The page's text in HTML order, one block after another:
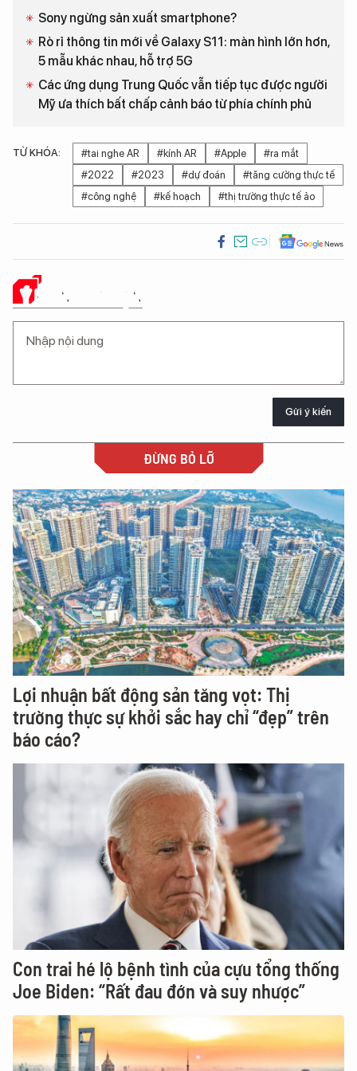
Sony ngừng sản xuất smartphone?
Rò rỉ thông tin mới về Galaxy S11: màn hình lớn hơn,
5 mẫu khác nhau, hỗ trợ 5G
Các ứng dụng Trung Quốc vẫn tiếp tục được người
Mỹ ưa thích bất chấp cảnh báo từ phía chính phủ
TỪ KHÓA: #tai nghe AR #kính AR #Apple
#ra mắt
#2022
#2023 #dự đoán
#tăng cường thực tế
#công nghệ
#kế hoạch #thị trường thực tế ảo
Ý KIẾN CỦA BẠN
Gửi ý kiến
ĐỪNG BỎ LỠ
Lợi nhuận bất động sản tăng vọt: Thị
trường thực sự khởi sắc hay chỉ “đẹp” trên
báo cáo?
Con trai hé lộ bệnh tình của cựu tổng thống
Joe Biden: “Rất đau đớn và suy nhược”